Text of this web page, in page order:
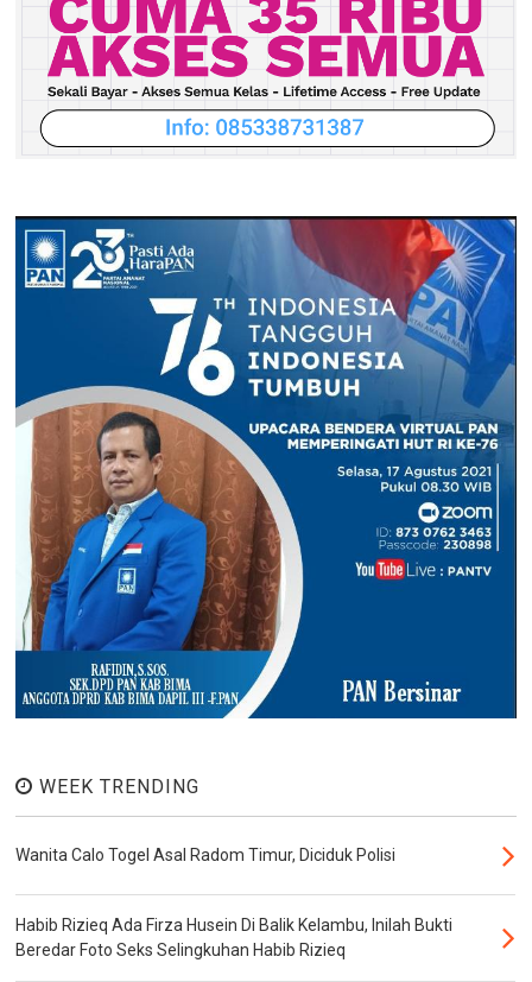
WEEK TRENDING
Wanita Calo Togel Asal Radom Timur, Diciduk Polisi
Habib Rizieq Ada Firza Husein Di Balik Kelambu, Inilah Bukti
Beredar Foto Seks Selingkuhan Habib Rizieq